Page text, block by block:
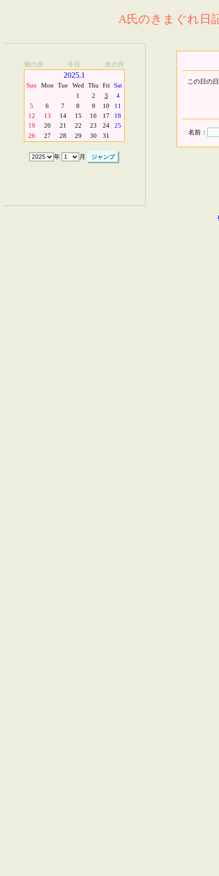
A氏のきまぐれ日
前の月 今日 次の月
2025.1
Sun Mon Tue Wed Thu Fri Sat
1
2 3
4
5
6 7 8 9 10
11
12
13 14 15 16 17
18
19
20 21 22 23 24
25
26
27 28 29 30 31
年 月
この日の
名前：